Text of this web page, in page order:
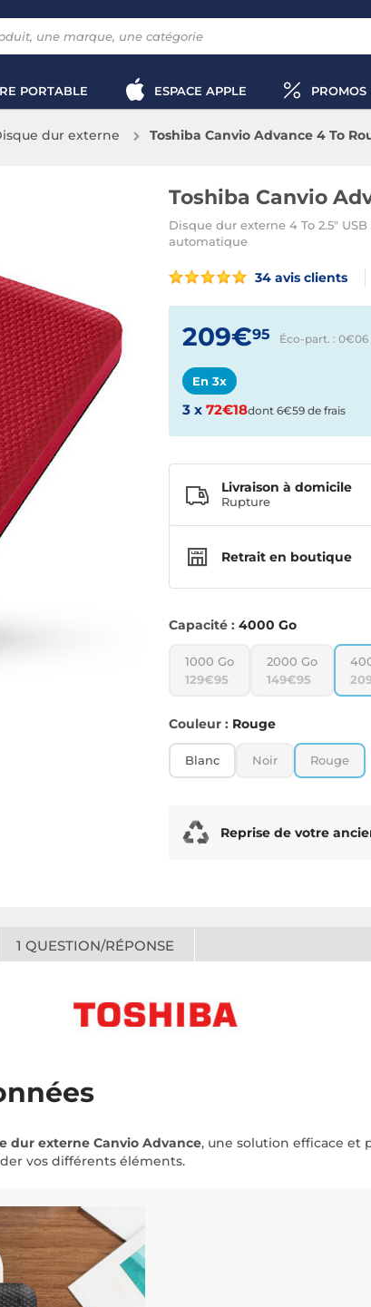
PORTABLE ESPACE APPLE PROMOS
dur externe Toshiba Canvio Advance 4 To
Toshiba Canvio
Disque dur externe 4 To 2.5"
automatique
34 avis clients
209€95 Éco-part. : 0€06
En 3x
3 x 72€18dont 6€59 de frais
Livraison à domicile
Rupture
Retrait en boutique
Capacité : 4000 Go
1000 Go
129€95
2000 Go
149€95
Couleur : Rouge
Blanc Noir Rouge
Reprise de votre
1 QUESTION/RÉPONSE
dur externe Canvio Advance, une solution efficace et
vos différents éléments.